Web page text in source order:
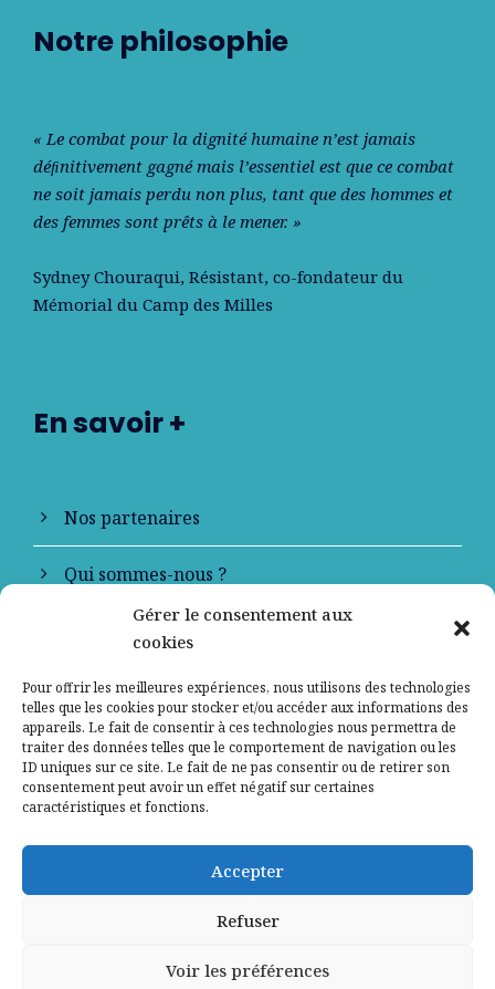
Gérer le consentement aux
cookies
Pour offrir les meilleures expériences, nous utilisons des technologies
telles que les cookies pour stocker et/ou accéder aux informations des
appareils. Le fait de consentir à ces technologies nous permettra de
traiter des données telles que le comportement de navigation ou les
ID uniques sur ce site. Le fait de ne pas consentir ou de retirer son
consentement peut avoir un effet négatif sur certaines
caractéristiques et fonctions.
Accepter
Refuser
Voir les préférences
Notre philosophie
« Le combat pour la dignité humaine n’est jamais
déﬁnitivement gagné mais l’essentiel est que ce combat
ne soit jamais perdu non plus, tant que des hommes et
des femmes sont prêts à le mener. »
Sydney Chouraqui, Résistant, co-fondateur du
Mémorial du Camp des Milles
En savoir +
Nos partenaires
Qui sommes-nous ?
Contactez-nous
Mentions légales
Politique de confidentialité